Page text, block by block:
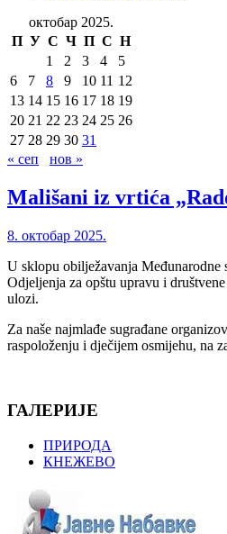
октобар 2025.
П У С Ч П С Н
1
2 3 4
5
6
7 8 9 10 11 12
13 14 15 16 17 18 19
20 21 22 23 24 25 26
27 28 29 30 31
« сеп
нов »
Mališani iz vrtića
8. октобар 2025.
U sklopu obilježavanja Međunarodne
Odjeljenja za opštu upravu i
ulozi.
Za naše najmlađe sugrađane
raspoloženju i dječijem osmijehu, na
ГАЛЕРИЈЕ
ПРИРОДА
КНЕЖЕВО